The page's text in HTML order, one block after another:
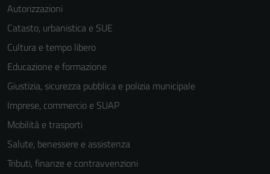
Autorizzazioni
Catasto, urbanistica e SUE
Cultura e tempo libero
Educazione e formazione
Giustizia, sicurezza pubblica e polizia municipale
Imprese, commercio e SUAP
Mobilità e trasporti
Salute, benessere e assistenza
Tributi, finanze e contravvenzioni